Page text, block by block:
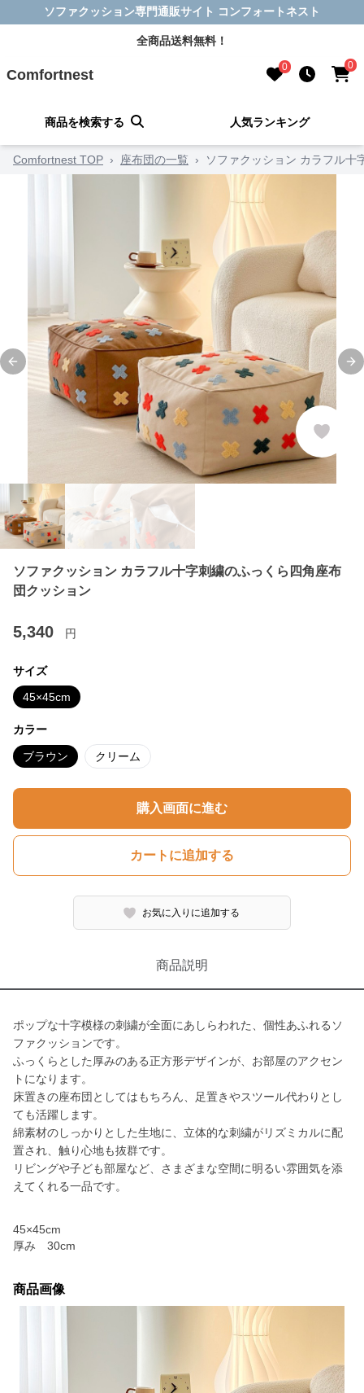
ソファクッション専門通販サイト コンフォートネスト
全商品送料無料！
Comfortnest 0 0
商品を検索する 人気ランキング
Comfortnest TOP › 座布団の一覧 › ソファクッション カラフル十
Previous slide
ソファクッション カラフル十字刺繍のふっくら四角座布
団クッション
5,340 円
サイズ
45×45cm
カラー
ブラウン クリーム
購入画面に進む
カートに追加する
お気に入りに追加する
商品説明
ポップな十字模様の刺繍が全面にあしらわれた、個性あふれるソ
ファクッションです。
ふっくらとした厚みのある正方形デザインが、お部屋のアクセン
トになります。
床置きの座布団としてはもちろん、足置きやスツール代わりとし
ても活躍します。
綿素材のしっかりとした生地に、立体的な刺繍がリズミカルに配
置され、触り心地も抜群です。
リビングや子ども部屋など、さまざまな空間に明るい雰囲気を添
えてくれる一品です。
45×45cm
厚み 30cm
商品画像